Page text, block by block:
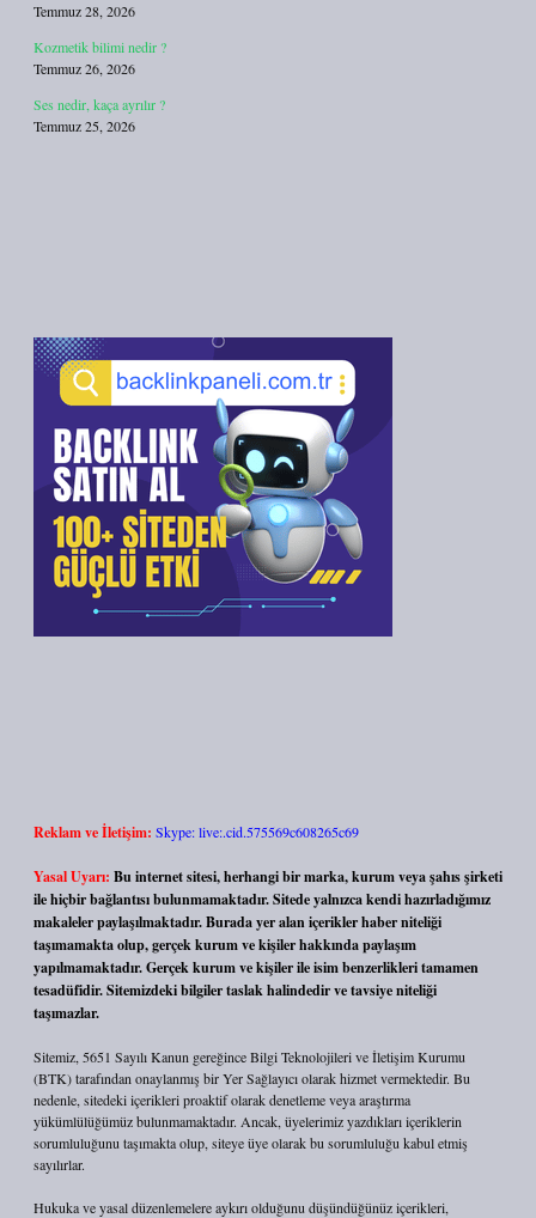
Temmuz 28, 2026
Kozmetik bilimi nedir ?
Temmuz 26, 2026
Ses nedir, kaça ayrılır ?
Temmuz 25, 2026
Reklam ve İletişim: Skype: live:.cid.575569c608265c69
Yasal Uyarı: Bu internet sitesi, herhangi bir marka, kurum veya şahıs şirketi
ile hiçbir bağlantısı bulunmamaktadır. Sitede yalnızca kendi hazırladığımız
makaleler paylaşılmaktadır. Burada yer alan içerikler haber niteliği
taşımamakta olup, gerçek kurum ve kişiler hakkında paylaşım
yapılmamaktadır. Gerçek kurum ve kişiler ile isim benzerlikleri tamamen
tesadüfidir. Sitemizdeki bilgiler taslak halindedir ve tavsiye niteliği
taşımazlar.
Sitemiz, 5651 Sayılı Kanun gereğince Bilgi Teknolojileri ve İletişim Kurumu
(BTK) tarafından onaylanmış bir Yer Sağlayıcı olarak hizmet vermektedir. Bu
nedenle, sitedeki içerikleri proaktif olarak denetleme veya araştırma
yükümlülüğümüz bulunmamaktadır. Ancak, üyelerimiz yazdıkları içeriklerin
sorumluluğunu taşımakta olup, siteye üye olarak bu sorumluluğu kabul etmiş
sayılırlar.
Hukuka ve yasal düzenlemelere aykırı olduğunu düşündüğünüz içerikleri,